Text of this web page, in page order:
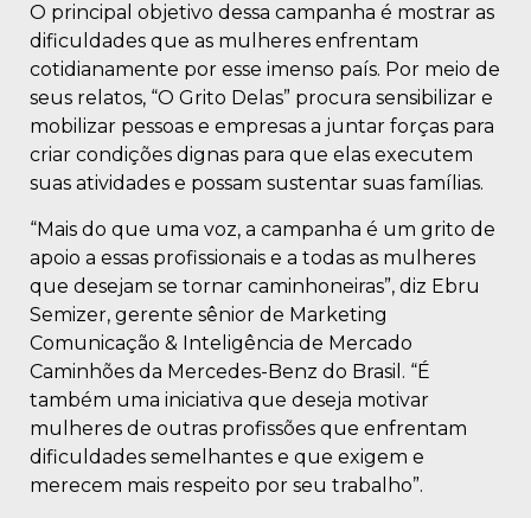
O principal objetivo dessa campanha é mostrar as
dificuldades que as mulheres enfrentam
cotidianamente por esse imenso país. Por meio de
seus relatos, “O Grito Delas” procura sensibilizar e
mobilizar pessoas e empresas a juntar forças para
criar condições dignas para que elas executem
suas atividades e possam sustentar suas famílias.
“Mais do que uma voz, a campanha é um grito de
apoio a essas profissionais e a todas as mulheres
que desejam se tornar caminhoneiras”, diz Ebru
Semizer, gerente sênior de Marketing
Comunicação & Inteligência de Mercado
Caminhões da Mercedes-Benz do Brasil. “É
também uma iniciativa que deseja motivar
mulheres de outras profissões que enfrentam
dificuldades semelhantes e que exigem e
merecem mais respeito por seu trabalho”.